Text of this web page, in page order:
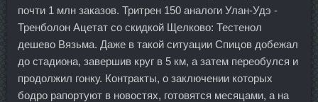
почти 1 млн заказов. Тритрен 150 аналоги Улан-Удэ -
Тренболон Ацетат со скидкой Щелково: Тестенол
дешево Вязьма. Даже в такой ситуации Спицов добежал
до стадиона, завершив круг в 5 км, а затем переобулся и
продолжил гонку. Контракты, о заключении которых
бодро рапортуют в новостях, готовятся месяцами, а на